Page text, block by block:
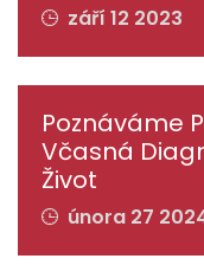
září 12 2023
Poznáváme
Včasná
Život
února 27